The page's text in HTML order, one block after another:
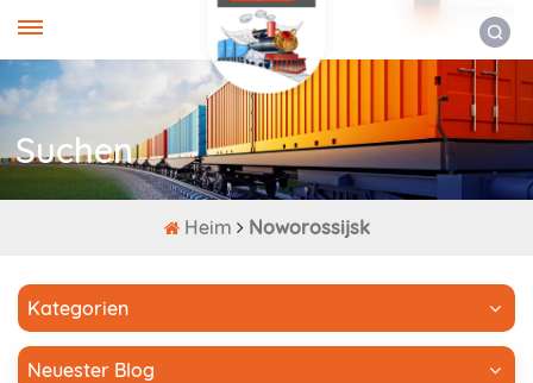
Suchen
Heim Noworossijsk
Kategorien
Neuester Blog